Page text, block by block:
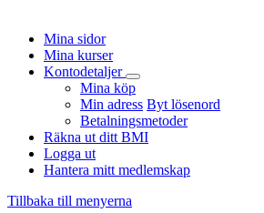
Mina sidor
Mina kurser
Kontodetaljer
Mina köp
Min adress Byt lösenord
Betalningsmetoder
Räkna ut ditt BMI
Logga ut
Hantera mitt medlemskap
Tillbaka till menyerna